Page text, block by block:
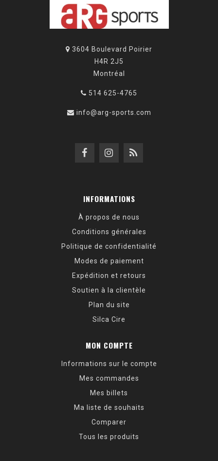
3604 Boulevard Poirier
H4R 2J5
Montréal
514 625-4765
info@arg-sports.com
INFORMATIONS
À propos de nous
Conditions générales
Politique de confidentialité
Modes de paiement
Expédition et retours
Soutien à la clientèle
Plan du site
Silca Cire
MON COMPTE
Informations sur le compte
Mes commandes
Mes billets
Ma liste de souhaits
Comparer
Tous les produits